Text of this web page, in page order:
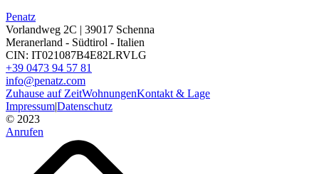
Penatz
Vorlandweg 2C | 39017 Schenna
Meranerland - Südtirol - Italien
CIN: IT021087B4E82LRVLG
+39 0473 94 57 81
info@penatz.com
Zuhause auf ZeitWohnungenKontakt & Lage
Impressum|Datenschutz
© 2023
Anrufen